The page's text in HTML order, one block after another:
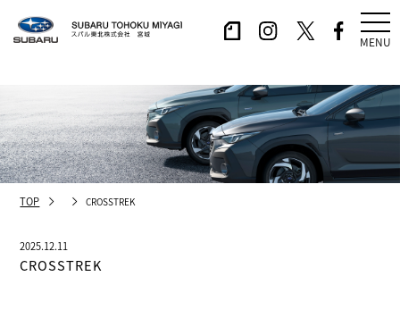
MENU
TOP CROSSTREK
2025.12.11
CROSSTREK